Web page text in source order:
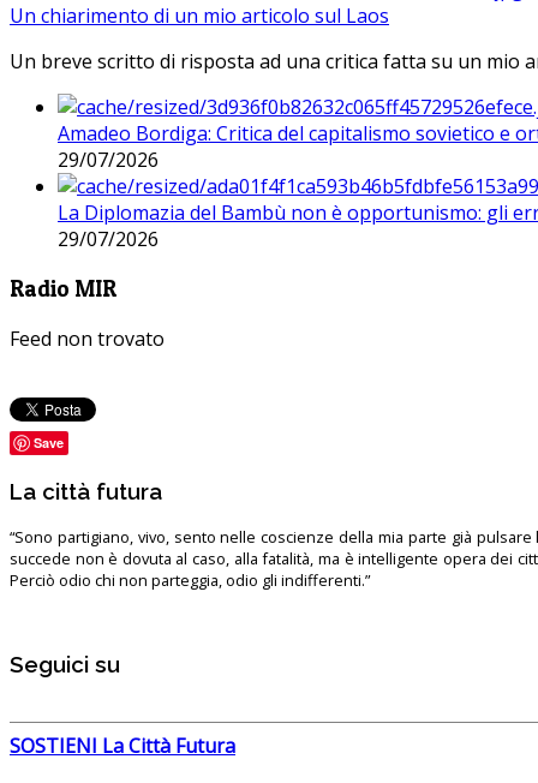
Un chiarimento di un mio articolo sul Laos
Un breve scritto di risposta ad una critica fatta su un mio
Amadeo Bordiga: Critica del capitalismo sovietico e
29/07/2026
La Diplomazia del Bambù non è opportunismo: gli
29/07/2026
Radio MIR
Feed non trovato
Save
La città futura
“Sono partigiano, vivo, sento nelle coscienze della mia parte già pulsare
succede non è dovuta al caso, alla fatalità, ma è intelligente opera dei
Perciò odio chi non parteggia, odio gli indifferenti.”
Seguici su
SOSTIENI La Città Futura